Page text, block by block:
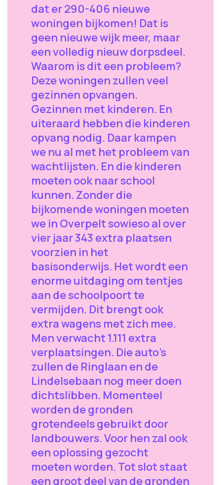
dat er 290-406 nieuwe
woningen bijkomen! Dat is
geen nieuwe wijk meer, maar
een volledig nieuw dorpsdeel.
Waarom is dit een probleem?
Deze woningen zullen veel
gezinnen opvangen.
Gezinnen met kinderen. En
uiteraard hebben die kinderen
opvang nodig. Daar kampen
we nu al met het probleem van
wachtlijsten. En die kinderen
moeten ook naar school
kunnen. Zonder die
bijkomende woningen moeten
we in Overpelt sowieso al over
vier jaar 343 extra plaatsen
voorzien in het
basisonderwijs. Het wordt een
enorme uitdaging om tentjes
aan de schoolpoort te
vermijden. Dit brengt ook
extra wagens met zich mee.
Men verwacht 1.111 extra
verplaatsingen. Die auto's
zullen de Ringlaan en de
Lindelsebaan nog meer doen
dichtslibben. Momenteel
worden de gronden
grotendeels gebruikt door
landbouwers. Voor hen zal ook
een oplossing gezocht
moeten worden. Tot slot staat
een groot deel van de gronden